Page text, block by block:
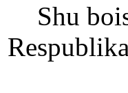
Shu